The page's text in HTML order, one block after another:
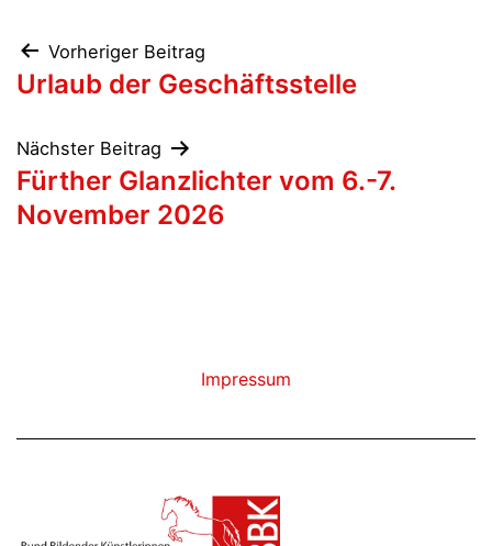
Beitragsnavigation
Vorheriger Beitrag
Urlaub der Geschäftsstelle
Nächster Beitrag
Fürther Glanzlichter vom 6.-7.
November 2026
Impressum